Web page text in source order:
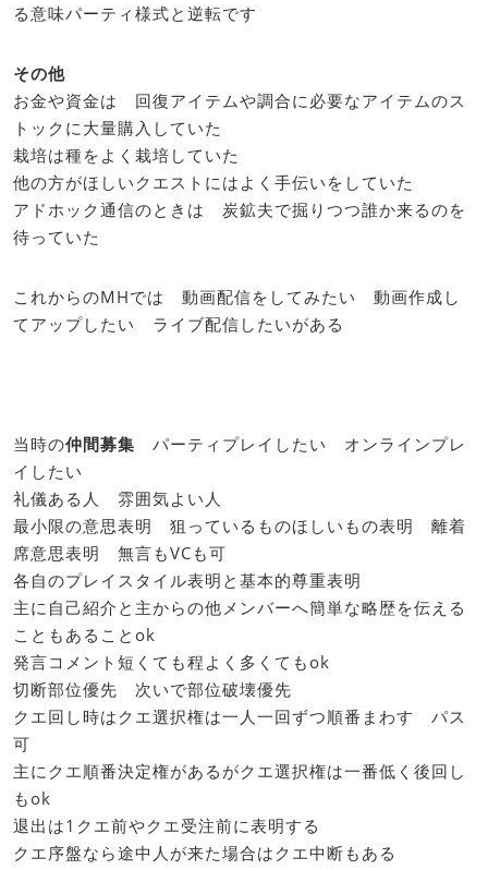
る意味パーティ様式と逆転です
その他
お金や資金は 回復アイテムや調合に必要なアイテムのス
トックに大量購入していた
栽培は種をよく栽培していた
他の方がほしいクエストにはよく手伝いをしていた
アドホック通信のときは 炭鉱夫で掘りつつ誰か来るのを
待っていた
これからのMHでは 動画配信をしてみたい 動画作成し
てアップしたい ライブ配信したいがある
当時の仲間募集 パーティプレイしたい オンラインプレ
イしたい
礼儀ある人 雰囲気よい人
最小限の意思表明 狙っているものほしいもの表明 離着
席意思表明 無言もVCも可
各自のプレイスタイル表明と基本的尊重表明
主に自己紹介と主からの他メンバーへ簡単な略歴を伝える
こともあることok
発言コメント短くても程よく多くてもok
切断部位優先 次いで部位破壊優先
クエ回し時はクエ選択権は一人一回ずつ順番まわす パス
可
主にクエ順番決定権があるがクエ選択権は一番低く後回し
もok
退出は1クエ前やクエ受注前に表明する
クエ序盤なら途中人が来た場合はクエ中断もある